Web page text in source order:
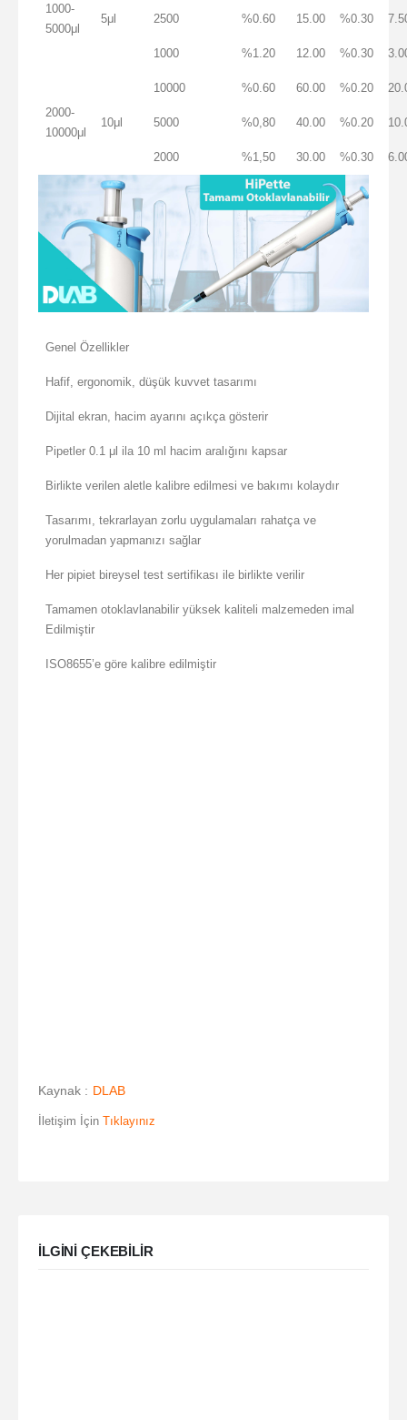
1000-
5000μl
5μl 2500 %0.60 15.00 %0.30
1000 %1.20 12.00 %0.30
2000-
10000μl
10μl
10000 %0.60 60.00 %0.20
5000 %0,80 40.00 %0.20
2000 %1,50 30.00 %0.30
Genel Özellikler
Hafif, ergonomik, düşük kuvvet tasarımı
Dijital ekran, hacim ayarını açıkça gösterir
Pipetler 0.1 μl ila 10 ml hacim aralığını kapsar
Birlikte verilen aletle kalibre edilmesi ve bakımı kolaydır
Tasarımı, tekrarlayan zorlu uygulamaları rahatça ve
yorulmadan yapmanızı sağlar
Her pipiet bireysel test sertifikası ile birlikte verilir
Tamamen otoklavlanabilir yüksek kaliteli malzemeden imal
Edilmiştir
ISO8655’e göre kalibre edilmiştir
Kaynak : DLAB
İletişim İçin Tıklayınız
ILGINI ÇEKEBILIR